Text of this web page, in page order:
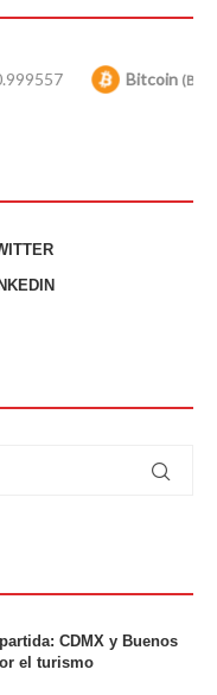
Bitcoin(BTC) $
CDMX y Buenos
el turismo